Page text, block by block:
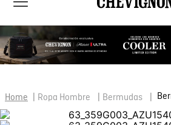
Ropa Hombre Bermudas